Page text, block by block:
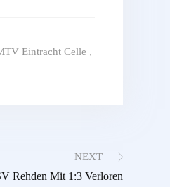
Eintracht Celle ,
NEXT
Rehden Mit 1:3 Verloren